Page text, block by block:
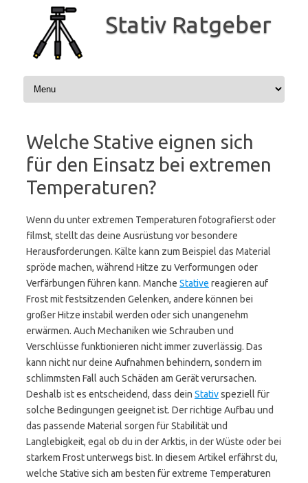
springen
Stativ Ratgeber
Welche Stative eignen sich
für den Einsatz bei extremen
Temperaturen?
Wenn du unter extremen Temperaturen fotografierst oder
filmst, stellt das deine Ausrüstung vor besondere
Herausforderungen. Kälte kann zum Beispiel das Material
spröde machen, während Hitze zu Verformungen oder
Verfärbungen führen kann. Manche Stative reagieren auf
Frost mit festsitzenden Gelenken, andere können bei
großer Hitze instabil werden oder sich unangenehm
erwärmen. Auch Mechaniken wie Schrauben und
Verschlüsse funktionieren nicht immer zuverlässig. Das
kann nicht nur deine Aufnahmen behindern, sondern im
schlimmsten Fall auch Schäden am Gerät verursachen.
Deshalb ist es entscheidend, dass dein Stativspeziell für
solche Bedingungen geeignet ist. Der richtige Aufbau und
das passende Material sorgen für Stabilität und
Langlebigkeit, egal ob du in der Arktis, in der Wüste oder bei
starkem Frost unterwegs bist. In diesem Artikel erfährst du,
welche Stative sich am besten für extreme Temperaturen